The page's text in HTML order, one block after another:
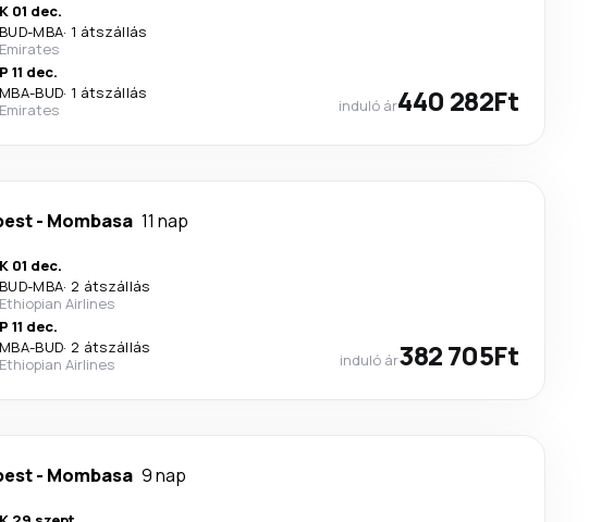
K 01 dec.
BUD-MBA· 1 átszállás
Emirates
P 11 dec.
MBA-BUD· 1 átszállás
Emirates
induló ár440 282Ft
- Mombasa 11 nap
K 01 dec.
BUD-MBA· 2 átszállás
Ethiopian Airlines
P 11 dec.
MBA-BUD· 2 átszállás
Ethiopian Airlines
induló ár382 705Ft
- Mombasa 9 nap